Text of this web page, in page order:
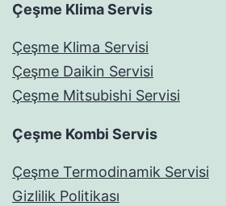
Çeşme Klima Servis
Çeşme Klima Servisi
Çeşme Daikin Servisi
Çeşme Mitsubishi Servisi
Çeşme Kombi Servis
Çeşme Termodinamik Servisi
Gizlilik Politikası